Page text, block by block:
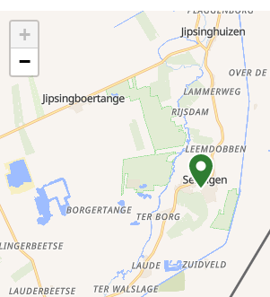
+
−